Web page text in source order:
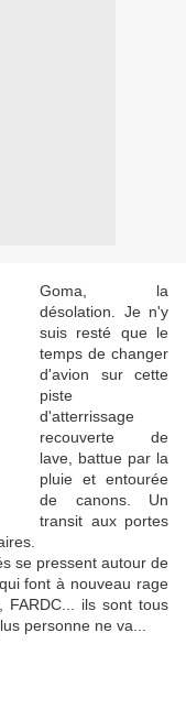
Goma, la
désolation. Je n'y
suis resté que le
temps de changer
d'avion sur cette
piste
d'atterrissage
recouverte de
lave, battue par la
pluie et entourée
de canons. Un
transit aux portes
se pressent autour de
font à nouveau rage
FARDC... ils sont tous
personne ne va...